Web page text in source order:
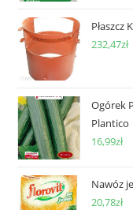
Płaszcz
232,47zł
Ogórek
Plantico
16,99zł
Nawóz
20,78zł